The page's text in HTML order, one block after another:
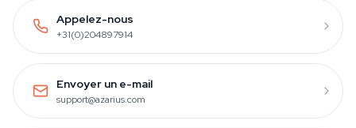
Appelez-nous
+31(0)204897914
Envoyer un e-mail
support@azarius.com